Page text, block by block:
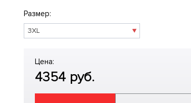
Размер:
Цена:
4354 руб.